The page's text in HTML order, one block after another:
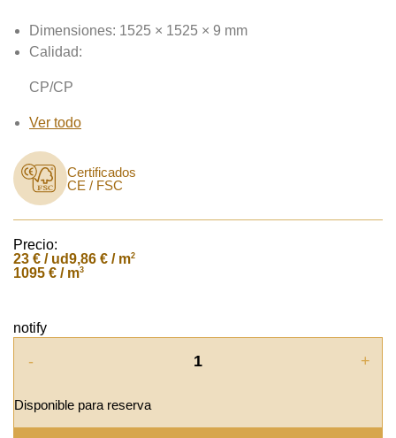
Dimensiones: 1525 × 1525 × 9 mm
Calidad:
CP/CP
Ver todo
Certificados
CE / FSC
Precio:
23 € / ud9,86 € / m2
1095 € / m3
notify
- +
Disponible para reserva